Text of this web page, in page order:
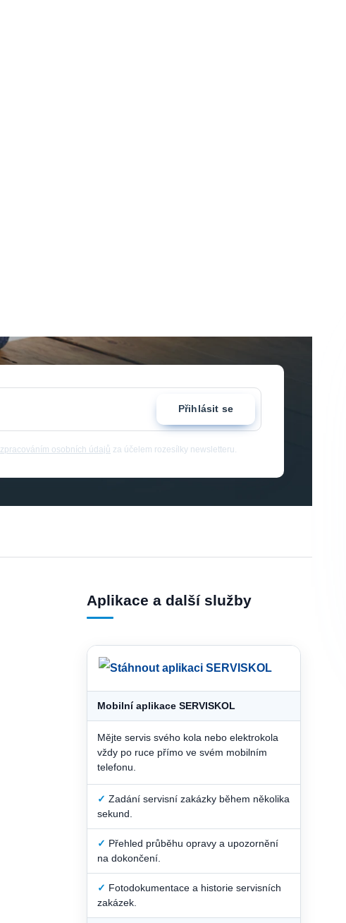
Přihlásit se
zpracováním osobních údajů za účelem rozesílky newsletteru.
Aplikace a další služby
Mobilní aplikace SERVISKOL
Mějte servis svého kola nebo elektrokola
vždy po ruce přímo ve svém mobilním
telefonu.
✓ Zadání servisní zakázky během několika
sekund.
✓ Přehled průběhu opravy a upozornění
na dokončení.
✓ Fotodokumentace a historie servisních
zakázek.